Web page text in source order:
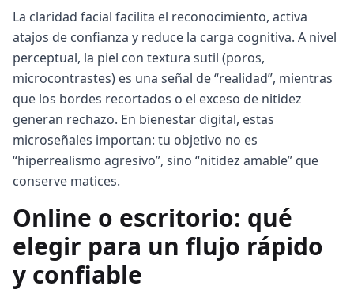
La claridad facial facilita el reconocimiento, activa
atajos de confianza y reduce la carga cognitiva. A nivel
perceptual, la piel con textura sutil (poros,
microcontrastes) es una señal de “realidad”, mientras
que los bordes recortados o el exceso de nitidez
generan rechazo. En bienestar digital, estas
microseñales importan: tu objetivo no es
“hiperrealismo agresivo”, sino “nitidez amable” que
conserve matices.
Online o escritorio: qué
elegir para un flujo rápido
y confiable